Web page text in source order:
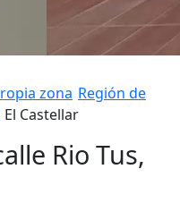
zona Región de
El Castellar
Rio Tus,